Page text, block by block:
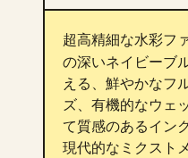
超高精細な水彩フ
の深いネイビーブ
える、鮮やかなフ
ズ、有機的なウェ
て質感のあるイン
現代的なミクスト